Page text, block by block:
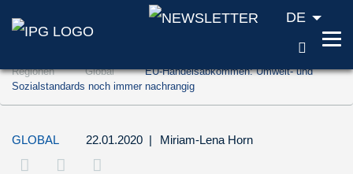
Zum Inhalt springen (Accesskey '1')
Zur Suche springen (Accesskey '2')
DE
Regionen Global
EU-Handelsabkommen: Umwelt- und
Sozialstandards noch immer nachrangig
GLOBAL 22.01.2020 | Miriam-Lena Horn